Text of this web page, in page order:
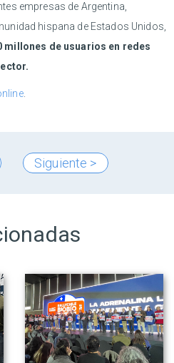
empresas de Argentina,
hispana de Estados Unidos,
millones de usuarios en redes
.
Siguiente >